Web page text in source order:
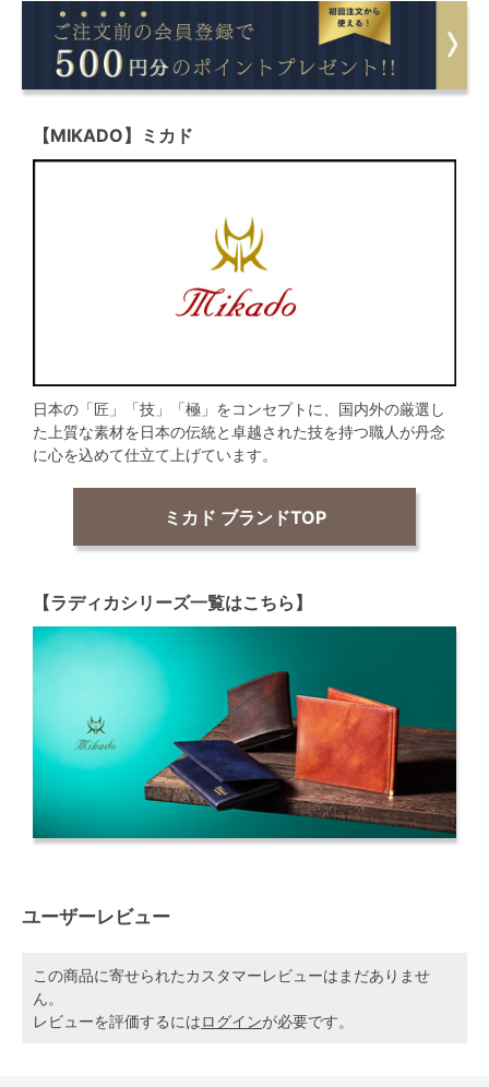
【MIKADO】ミカド
日本の「匠」「技」「極」をコンセプトに、国内外の厳選し
た上質な素材を日本の伝統と卓越された技を持つ職人が丹念
に心を込めて仕立て上げています。
ミカド ブランドTOP
【ラディカシリーズ一覧はこちら】
ユーザーレビュー
この商品に寄せられたカスタマーレビューはまだありませ
ん。
レビューを評価するにはログインが必要です。